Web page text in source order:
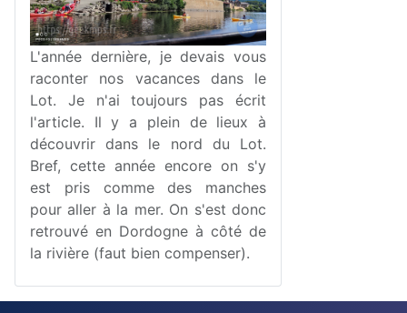
L'année dernière, je devais vous
raconter nos vacances dans le
Lot. Je n'ai toujours pas écrit
l'article. Il y a plein de lieux à
découvrir dans le nord du Lot.
Bref, cette année encore on s'y
est pris comme des manches
pour aller à la mer. On s'est donc
retrouvé en Dordogne à côté de
la rivière (faut bien compenser).